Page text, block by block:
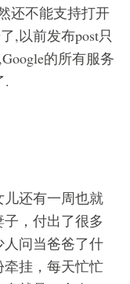
还不能支持打开
,以前发布post只
的所有服务
.
还有一周也就
，付出了很多
问当爸爸了什
挂，每天忙忙